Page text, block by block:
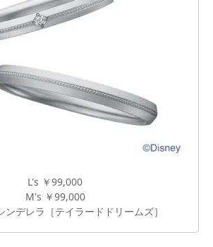
L's ￥99,000
M's ￥99,000
ンデレラ［テイラードドリームズ］